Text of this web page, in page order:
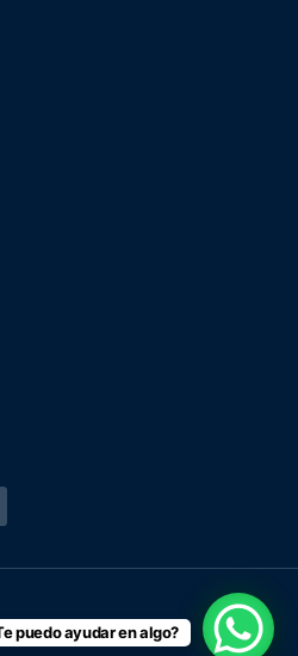
© 2015 - 2026
puedo ayudar en algo?